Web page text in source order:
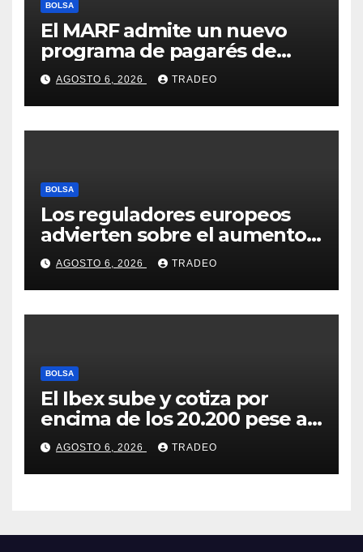
BOLSA
El MARF admite un nuevo
programa de pagarés de
Seresco por 20 millones de
euros
AGOSTO 6, 2026 TRADEO
BOLSA
Los reguladores europeos
advierten sobre el aumento
del fraude con criptos tras la
llegada de MiCA
AGOSTO 6, 2026 TRADEO
BOLSA
El Ibex sube y cotiza por
encima de los 20.200 pese al
‘sell off’ de la tecnología
AGOSTO 6, 2026 TRADEO